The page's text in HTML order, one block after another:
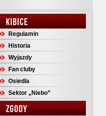
KIBICE
Regulamin
Historia
Wyjazdy
Fan cluby
Osiedla
Sektor „Niebo”
ZGODY